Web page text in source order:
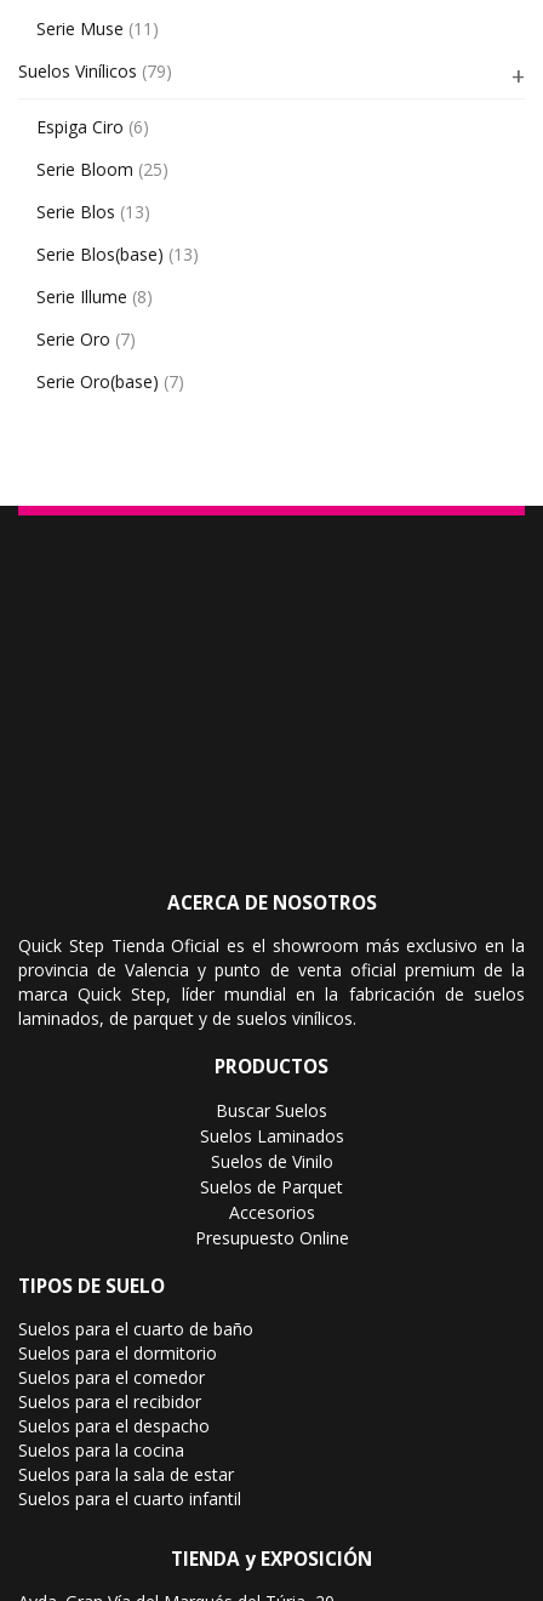
Serie Muse (11)
Suelos Vinílicos (79)
Espiga Ciro (6)
Serie Bloom (25)
Serie Blos (13)
Serie Blos(base) (13)
Serie Illume (8)
Serie Oro (7)
Serie Oro(base) (7)
ACERCA DE NOSOTROS
Quick Step Tienda Oficial es el showroom más exclusivo en la
provincia de Valencia y punto de venta oficial premium de la
marca Quick Step, líder mundial en la fabricación de suelos
laminados, de parquet y de suelos vinílicos.
PRODUCTOS
Buscar Suelos
Suelos Laminados
Suelos de Vinilo
Suelos de Parquet
Accesorios
Presupuesto Online
TIPOS DE SUELO
Suelos para el cuarto de baño
Suelos para el dormitorio
Suelos para el comedor
Suelos para el recibidor
Suelos para el despacho
Suelos para la cocina
Suelos para la sala de estar
Suelos para el cuarto infantil
TIENDA y EXPOSICIÓN